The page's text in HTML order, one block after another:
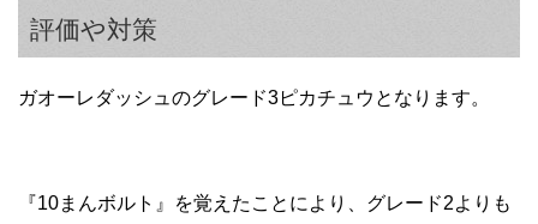
評価や対策
ガオーレダッシュのグレード3ピカチュウとなります。
『10まんボルト』を覚えたことにより、グレード2よりも